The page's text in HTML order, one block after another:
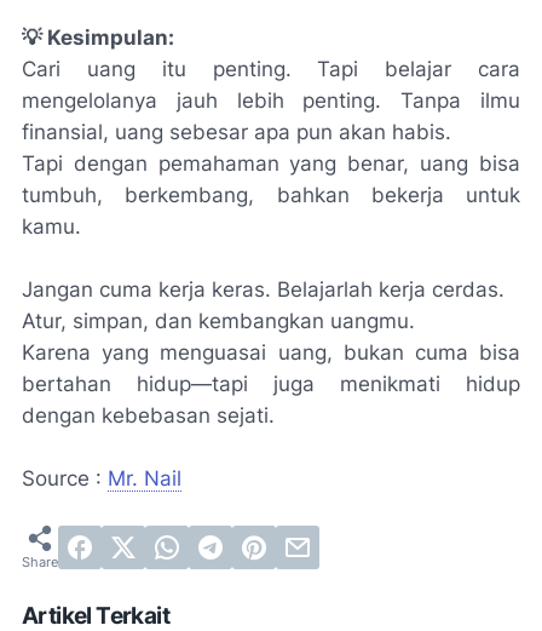
💡 Kesimpulan:
Cari uang itu penting. Tapi belajar cara
mengelolanya jauh lebih penting. Tanpa ilmu
finansial, uang sebesar apa pun akan habis.
Tapi dengan pemahaman yang benar, uang bisa
tumbuh, berkembang, bahkan bekerja untuk
kamu.
Jangan cuma kerja keras. Belajarlah kerja cerdas.
Atur, simpan, dan kembangkan uangmu.
Karena yang menguasai uang, bukan cuma bisa
bertahan hidup—tapi juga menikmati hidup
dengan kebebasan sejati.
Source : Mr. Nail
Artikel Terkait